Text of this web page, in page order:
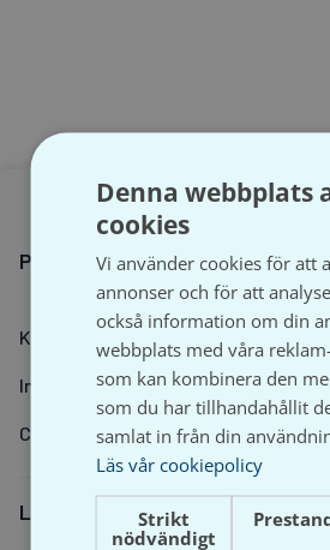
Produkter
Köp och leveransvillkor
Integritetspolicy
Cookiepolicy
Leverantörer
Denna webbplats
cookies
Vi använder cookies för att
annonser och för att
också information om din
webbplats med våra
som kan kombinera den
som du har tillhandahållit
samlat in från din
Läs vår cookiepolicy
Strikt
nödvändigt